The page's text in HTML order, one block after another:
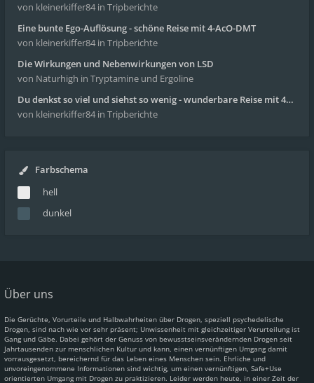
von kleinerkiffer84 in Tripberichte
Eine bunte Ego-Auflösung - schöne Reise mit 4-AcO-DMT
von kleinerkiffer84 in Tripberichte
Die Wirkungen und Nebenwirkungen von LSD
von Naturhigh in Tryptamine und Ergoline
Du denkst so viel und siehst so wenig - wunderbare Reise mit 4g Pilze
von kleinerkiffer84 in Tripberichte
Farbschema
hell
dunkel
Über uns
Die Gerüchte, Vorurteile und Halbwahrheiten über Drogen, speziell psychedelische
Drogen, sind nach wie vor sehr präsent; Unwissenheit mit gleichzeitiger Verurteilung ist
Gang und Gäbe. Dabei gehört der Genuss von bewusstseinsverändernden Drogen seit
Jahrtausenden zur menschlichen Kultur und kann, einen vernünftigen Umgang damit
vorrausgesetzt, bereichernd für das Leben eines Menschen sein. Ehrliche und
unvoreingenommene Informationen sind wichtig, um einen vernünftigen, Safe+Use
orientierten Umgang mit Drogen zu praktizieren. Leider werden heute, in einer Zeit der